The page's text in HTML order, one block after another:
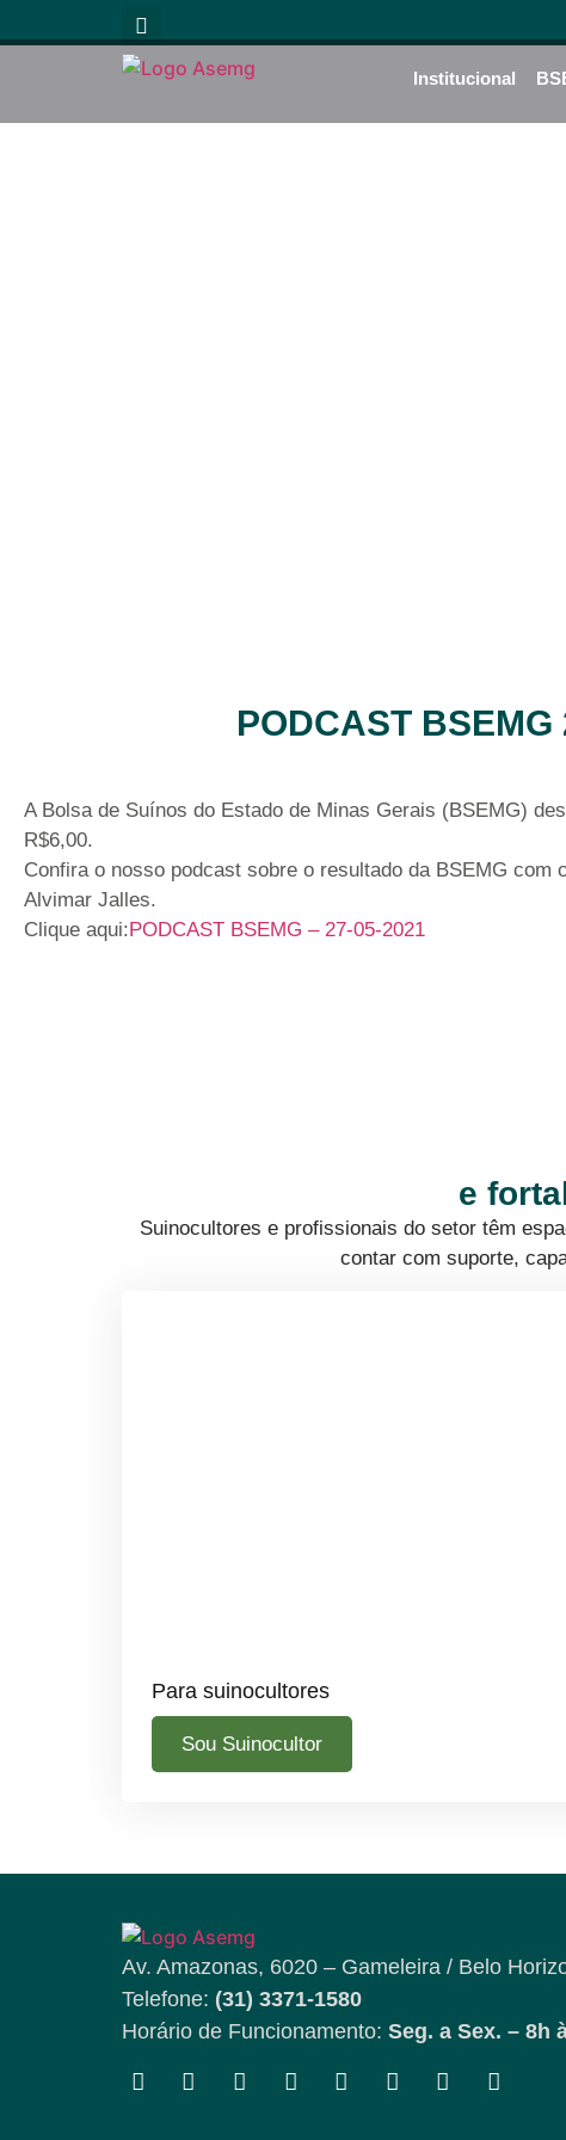
Institucional
PODCAST BSEMG
A Bolsa de Suínos do Estado de Minas Gerais (BSEMG)
R$6,00.
Confira o nosso podcast sobre o resultado da BSEMG com
Alvimar Jalles.
Clique aqui:PODCAST BSEMG – 27-05-2021
e
Suinocultores e profissionais do setor têm
contar com suporte,
Para suinocultores
Sou Suinocultor
Av. Amazonas, 6020 – Gameleira / Belo
Telefone: (31) 3371-1580
Horário de Funcionamento: Seg. a Sex. – 8h